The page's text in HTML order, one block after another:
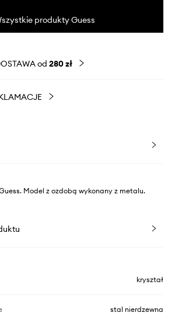
produkty Guess
od 280 zł
Model z ozdobą wykonany z metalu.
kryształ
stal nierdzewna